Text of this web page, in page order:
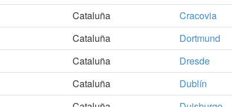
Cataluña Cracovia
Cataluña Dortmund
Cataluña Dresde
Cataluña Dublín